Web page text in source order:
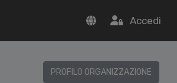
Accedi
PROFILO ORGANIZZAZIONE